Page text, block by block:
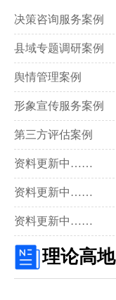
决策咨询服务案例
县域专题调研案例
舆情管理案例
形象宣传服务案例
第三方评估案例
资料更新中……
资料更新中……
资料更新中……
理论高地